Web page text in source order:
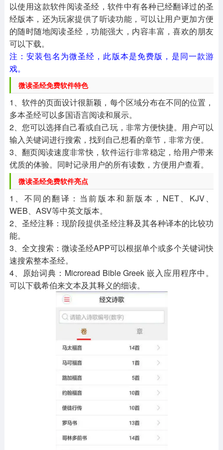
以使用这款软件阅读圣经，软件中有各种已经翻译过的圣
经版本，还为玩家提供了听读功能，可以让用户更加方便
的随时随地阅读圣经，功能强大，内容丰富，喜欢的朋友
可以下载。
注：安装包名为微圣经，此版本是免费版，是同一款游
戏。
微读圣经免费软件特色
1、软件的页面设计很新颖，每个区域分布在不同的位置，
多本圣经可以多国语言阅读和展示。
2、您可以选择自己看或自己玩，非常方便快捷。用户可以
输入关键词进行搜索，找到自己想看的章节，非常方便。
3、翻页阅读速度非常快，软件运行非常稳定，给用户带来
优质的体验。同时记录用户的所有读数，方便用户查看。
微读圣经免费软件亮点
1、不同的翻译：当前版本和新版本，NET、KJV、
WEB、ASV等中英文版本。
2、圣经注释：现阶段提供圣经注释及其各种译本的比较功
能。
3、全文搜索：微读圣经APP可以根据单个或多个关键词快
速搜索整本圣经。
4、原始词典：Microread Bible Greek 嵌入应用程序中。
可以下载希伯来文本及其释义的细读。